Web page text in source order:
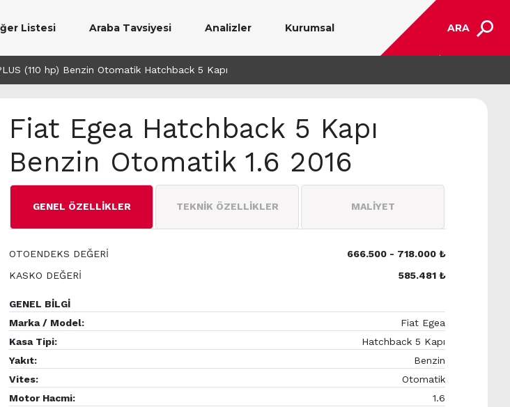
Listesi Araba Tavsiyesi Analizler Kurumsal ARA
(110 hp) Benzin Otomatik Hatchback 5 Kapı
Fiat Egea Hatchback 5 Kapı
Benzin Otomatik 1.6 2016
GENEL ÖZELLİKLER TEKNİK ÖZELLİKLER MALİYET
OTOENDEKS DEĞERİ
666.500 - 718.000 ₺
KASKO DEĞERİ
585.481 ₺
GENEL BİLGİ
Marka / Model:
Fiat Egea
Kasa Tipi:
Hatchback 5 Kapı
Yakıt:
Benzin
Vites:
Otomatik
Motor Hacmi:
1.6